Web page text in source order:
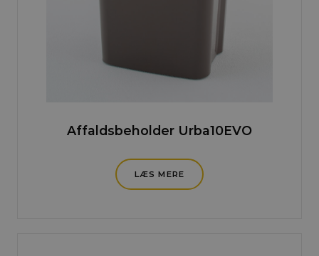
Affaldsbeholder Urba10EVO
LÆS MERE